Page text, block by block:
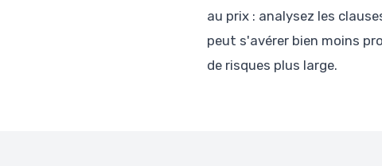
au prix : analysez les
peut s'avérer bien moins
de risques plus large.